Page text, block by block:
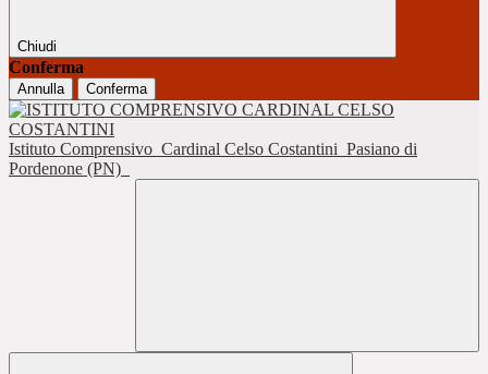
Chiudi
Conferma
Annulla Conferma
Istituto Comprensivo Cardinal Celso Costantini Pasiano di
Pordenone (PN)